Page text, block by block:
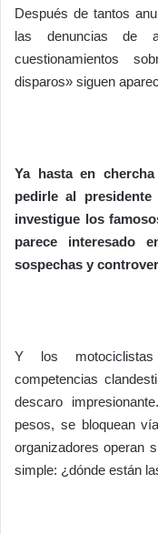
Después de tantos
las denuncias de
cuestionamientos
disparos» siguen
Ya hasta en
pedirle al presidente
investigue los
parece interesado
sospechas y
Y los
competencias
descaro
pesos, se bloquean
organizadores operan
simple: ¿dónde están